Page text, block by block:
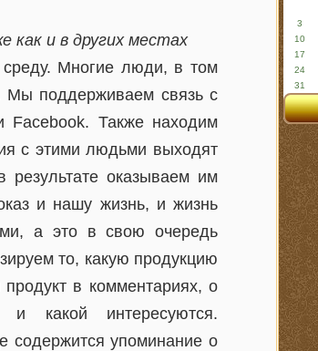
как и в других местах
среду. Многие люди, в том
Мы поддерживаем связь с
Facebook. Также находим
с этими людьми выходят
оказываем им
и нашу жизнь, и жизнь
а это в свою очередь
то, какую продукцию
в комментариях, о
какой интересуются.
содержится упоминание о
3
10
17
24
31